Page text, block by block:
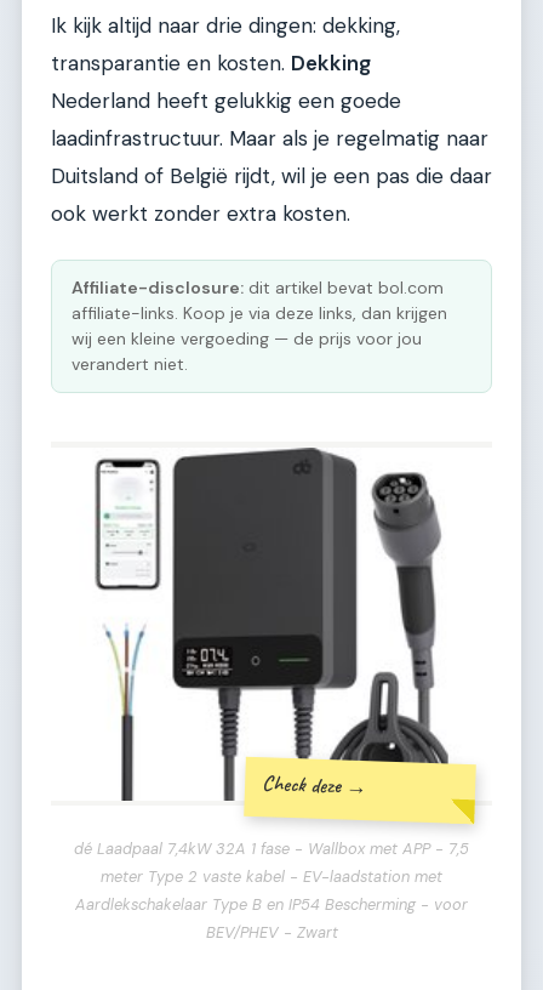
Ik kijk altijd naar drie dingen: dekking,
transparantie en kosten. Dekking
Nederland heeft gelukkig een goede
laadinfrastructuur. Maar als je regelmatig naar
Duitsland of België rijdt, wil je een pas die daar
ook werkt zonder extra kosten.
Affiliate-disclosure: dit artikel bevat bol.com
affiliate-links. Koop je via deze links, dan krijgen
wij een kleine vergoeding — de prijs voor jou
verandert niet.
Check deze →
dé Laadpaal 7,4kW 32A 1 fase - Wallbox met APP - 7,5
meter Type 2 vaste kabel - EV-laadstation met
Aardlekschakelaar Type B en IP54 Bescherming - voor
BEV/PHEV - Zwart